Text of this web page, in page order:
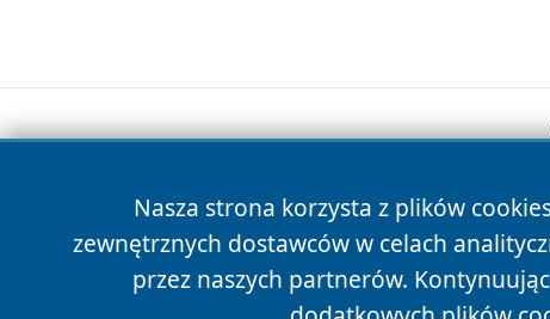
Nasza strona korzysta z plików
zewnętrznych dostawców w celach
przez naszych partnerów.